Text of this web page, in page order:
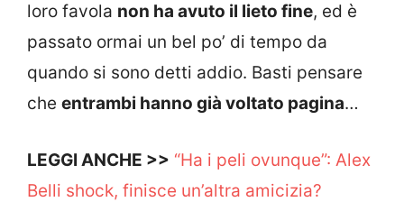
loro favola non ha avuto il lieto fine, ed è
passato ormai un bel po’ di tempo da
quando si sono detti addio. Basti pensare
che entrambi hanno già voltato pagina…
LEGGI ANCHE >> “Ha i peli ovunque”: Alex
Belli shock, finisce un’altra amicizia?